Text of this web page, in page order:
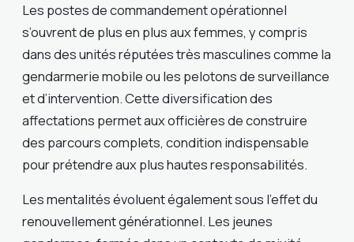
Les postes de commandement opérationnel
s’ouvrent de plus en plus aux femmes, y compris
dans des unités réputées très masculines comme la
gendarmerie mobile ou les pelotons de surveillance
et d’intervention. Cette diversification des
affectations permet aux officières de construire
des parcours complets, condition indispensable
pour prétendre aux plus hautes responsabilités.
Les mentalités évoluent également sous l’effet du
renouvellement générationnel. Les jeunes